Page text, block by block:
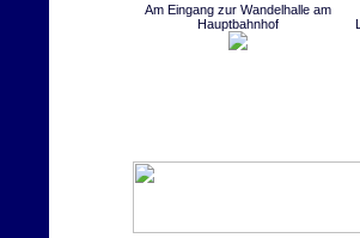
Am Eingang zur Wandelhalle am
Hauptbahnhof